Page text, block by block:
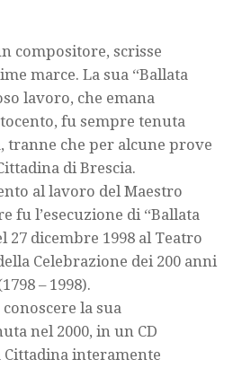
compositore, scrisse
marce. La sua “Ballata
lavoro, che emana
fu sempre tenuta
tranne che per alcune prove
di Brescia.
al lavoro del Maestro
fu l’esecuzione di “Ballata
27 dicembre 1998 al Teatro
Celebrazione dei 200 anni
– 1998).
la sua
nel 2000, in un CD
interamente